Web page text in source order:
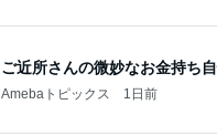
ご近所さんの微妙なお金持ち
Amebaトピックス 1日前